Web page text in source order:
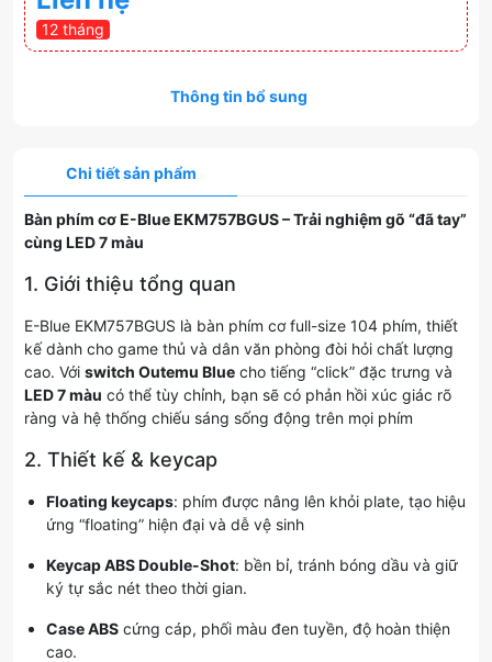
12 tháng
Thông tin bổ sung
Chi tiết sản phẩm
Bàn phím cơ E-Blue EKM757BGUS – Trải nghiệm gõ “đã tay”
cùng LED 7 màu
1. Giới thiệu tổng quan
E-Blue EKM757BGUS là bàn phím cơ full-size 104 phím, thiết
kế dành cho game thủ và dân văn phòng đòi hỏi chất lượng
cao. Với switch Outemu Blue cho tiếng “click” đặc trưng và
LED 7 màu có thể tùy chỉnh, bạn sẽ có phản hồi xúc giác rõ
ràng và hệ thống chiếu sáng sống động trên mọi phím
2. Thiết kế & keycap
Floating keycaps: phím được nâng lên khỏi plate, tạo hiệu
ứng “floating” hiện đại và dễ vệ sinh
Keycap ABS Double-Shot: bền bỉ, tránh bóng dầu và giữ
ký tự sắc nét theo thời gian.
Case ABS cứng cáp, phối màu đen tuyền, độ hoàn thiện
cao.